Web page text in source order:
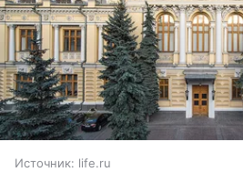
Источник: life.ru